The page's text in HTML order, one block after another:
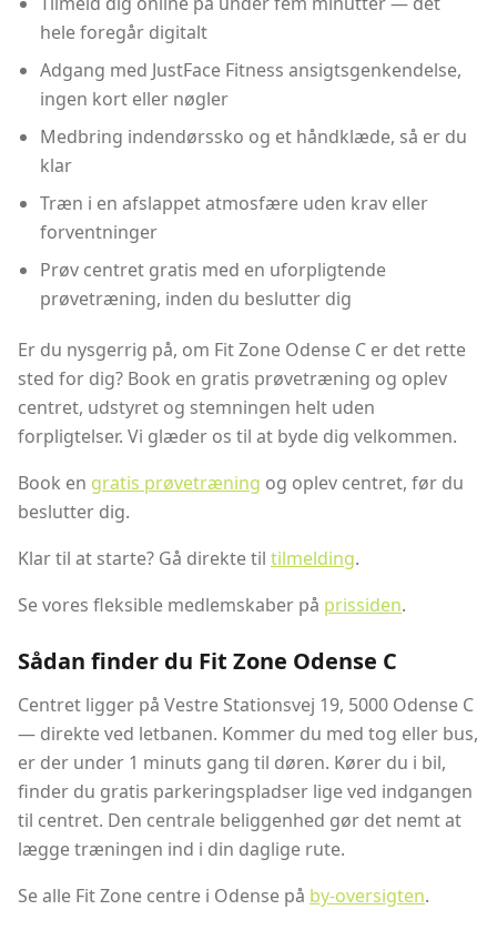
hele foregår digitalt
Adgang med JustFace Fitness ansigtsgenkendelse,
ingen kort eller nøgler
Medbring indendørssko og et håndklæde, så er du
klar
Træn i en afslappet atmosfære uden krav eller
forventninger
Prøv centret gratis med en uforpligtende
prøvetræning, inden du beslutter dig
Er du nysgerrig på, om Fit Zone Odense C er det rette
sted for dig? Book en gratis prøvetræning og oplev
centret, udstyret og stemningen helt uden
forpligtelser. Vi glæder os til at byde dig velkommen.
Book en gratis prøvetræning og oplev centret, før du
beslutter dig.
Klar til at starte? Gå direkte til tilmelding.
Se vores fleksible medlemskaber på prissiden.
Sådan finder du Fit Zone Odense C
Centret ligger på Vestre Stationsvej 19, 5000 Odense C
— direkte ved letbanen. Kommer du med tog eller bus,
er der under 1 minuts gang til døren. Kører du i bil,
finder du gratis parkeringspladser lige ved indgangen
til centret. Den centrale beliggenhed gør det nemt at
lægge træningen ind i din daglige rute.
Se alle Fit Zone centre i Odense på by-oversigten.